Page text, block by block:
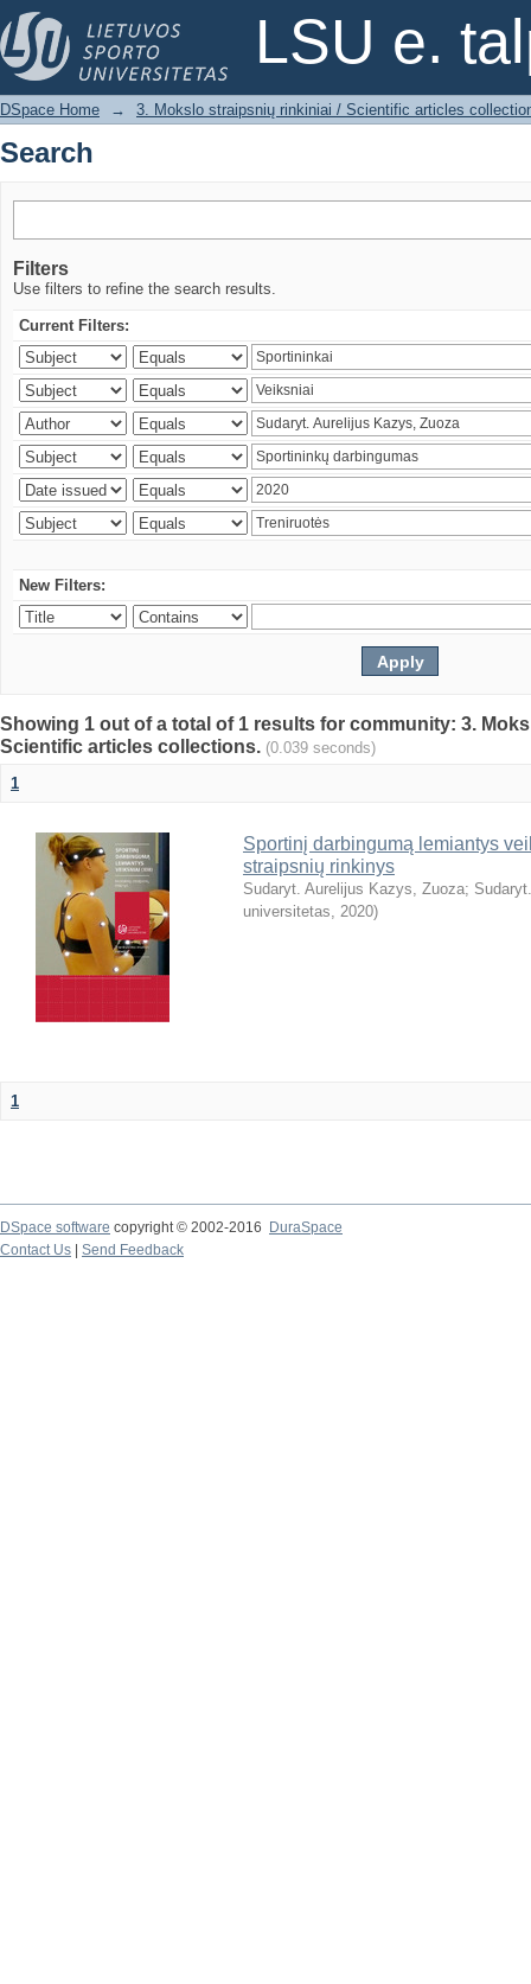
LSU e.
Search
DSpace Home → 3. Mokslo straipsnių rinkiniai / Scientific articles
Search
Filters
Use filters to refine the search results.
Current Filters:
New Filters:
Showing 1 out of a total of 1 results for community: 3.
Scientific articles collections. (0.039 seconds)
1
Sportinį darbingumą lemiantys
straipsnių rinkinys
Sudaryt. Aurelijus Kazys, Zuoza;
universitetas, 2020)
1
DSpace software copyright © 2002-2016
DuraSpace
Contact Us
Send Feedback